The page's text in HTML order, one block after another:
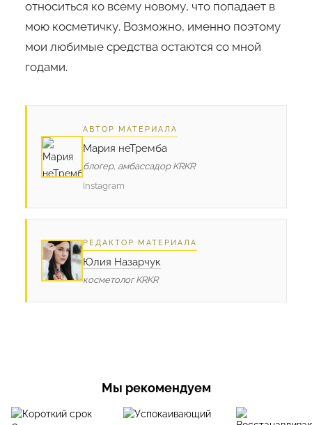
относиться ко всему новому, что попадает в
мою косметичку. Возможно, именно поэтому
мои любимые средства остаются со мной
годами.
АВТОР МАТЕРИАЛА
Мария неТремба
блогер, амбассадор KRKR
Instagram
РЕДАКТОР МАТЕРИАЛА
Юлия Назарчук
косметолог KRKR
Мы рекомендуем